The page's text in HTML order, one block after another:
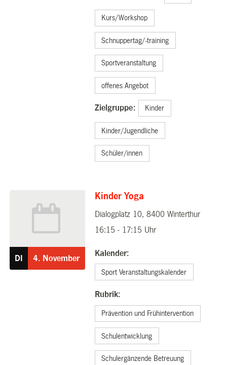
Kurs/Workshop
Schnuppertag/-training
Sportveranstaltung
offenes Angebot
Zielgruppe: Kinder
Kinder/Jugendliche
Schüler/innen
DI 4. November
Kinder Yoga
Dialogplatz 10, 8400 Winterthur
16:15 - 17:15 Uhr
Kalender:
Sport Veranstaltungskalender
Rubrik:
Prävention und Frühintervention
Schulentwicklung
Schulergänzende Betreuung